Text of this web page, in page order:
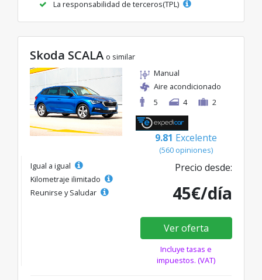
La responsabilidad de terceros(TPL)
Skoda SCALA o similar
Manual
Aire acondicionado
5
4 2
9.81 Excelente
(560 opiniones)
Igual a igual
Kilometraje ilimitado
Reunirse y Saludar
Precio desde:
45€/día
Ver oferta
Incluye tasas e
impuestos. (VAT)